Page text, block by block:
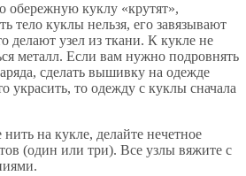
обережную куклу «крутят»,
тело куклы нельзя, его завязывают
делают узел из ткани. К кукле не
металл. Если вам нужно подровнять
сделать вышивку на одежде
украсить, то одежду с куклы сначала
нить на кукле, делайте нечетное
(один или три). Все узлы вяжите с